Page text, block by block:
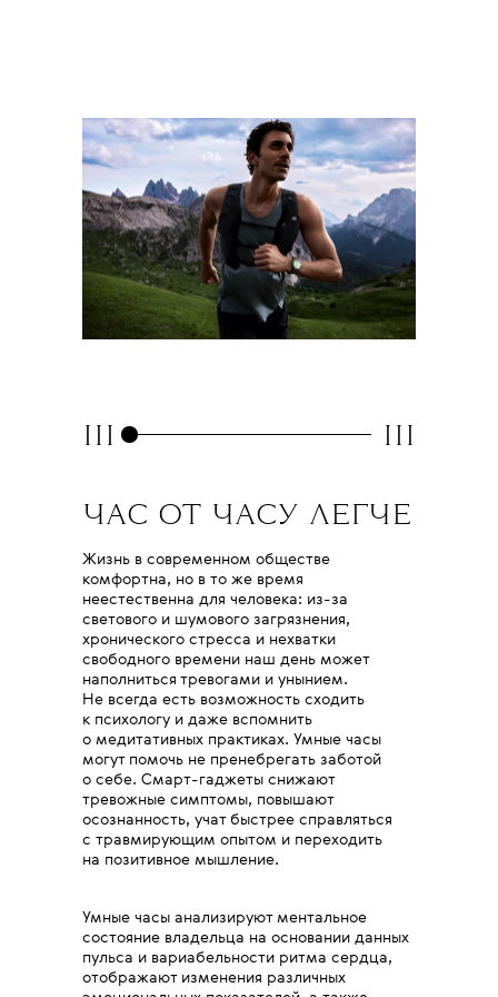
III III
ЧАС ОТ ЧАСУ ЛЕГЧЕ
Жизнь в современном обществе
комфортна, но в то же время
неестественна для человека: из-за
светового и шумового загрязнения,
хронического стресса и нехватки
свободного времени наш день может
наполниться тревогами и унынием.
Не всегда есть возможность сходить
к психологу и даже вспомнить
о медитативных практиках. Умные часы
могут помочь не пренебрегать заботой
о себе. Смарт-гаджеты снижают
тревожные симптомы, повышают
осознанность, учат быстрее справляться
с травмирующим опытом и переходить
на позитивное мышление.
Умные часы анализируют ментальное
состояние владельца на основании данных
пульса и вариабельности ритма сердца,
отображают изменения различных